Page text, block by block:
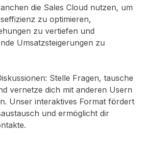
die Sales Cloud nutzen, um
zu optimieren,
zu vertiefen und
Umsatzsteigerungen zu
Stelle Fragen, tausche
vernetze dich mit anderen Usern
Unser interaktives Format fördert
und ermöglicht dir